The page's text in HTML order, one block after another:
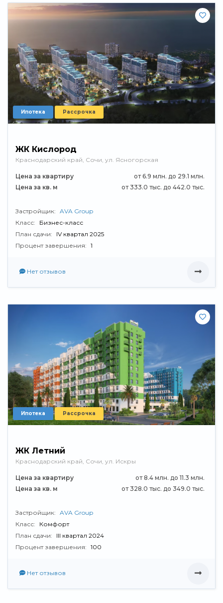
Ипотека Рассрочка
ЖК Кислород
Краснодарский край, Сочи, ул. Ясногорская
Цена за квартиру
от 6.9 млн. до 29.1 млн.
Цена за кв. м
от 333.0 тыс. до 442.0 тыс.
Застройщик: AVA Group
Класс:
Бизнес-класс
План сдачи:
IV квартал 2025
Процент завершения: 1
Нет отзывов
Ипотека Рассрочка
ЖК Летний
Краснодарский край, Сочи, ул. Искры
Цена за квартиру
от 8.4 млн. до 11.3 млн.
Цена за кв. м
от 328.0 тыс. до 349.0 тыс.
Застройщик: AVA Group
Класс:
Комфорт
План сдачи:
III квартал 2024
Процент завершения: 100
Нет отзывов